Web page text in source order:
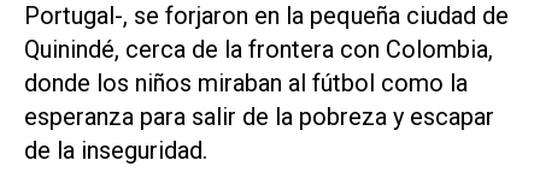
Portugal-, se forjaron en la pequeña ciudad de
Quinindé, cerca de la frontera con Colombia,
donde los niños miraban al fútbol como la
‌esperanza para salir de la pobreza y escapar
de la inseguridad.